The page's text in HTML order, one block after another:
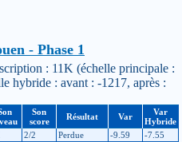
- Phase 1
: 11K (échelle principale :
hybride : avant : -1217, après :
Son
score
Résultat Var
Var
Hybride
2/2 Perdue -9.59
-7.55